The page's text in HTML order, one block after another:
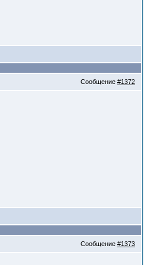
Сообщение #1372
Сообщение #1373